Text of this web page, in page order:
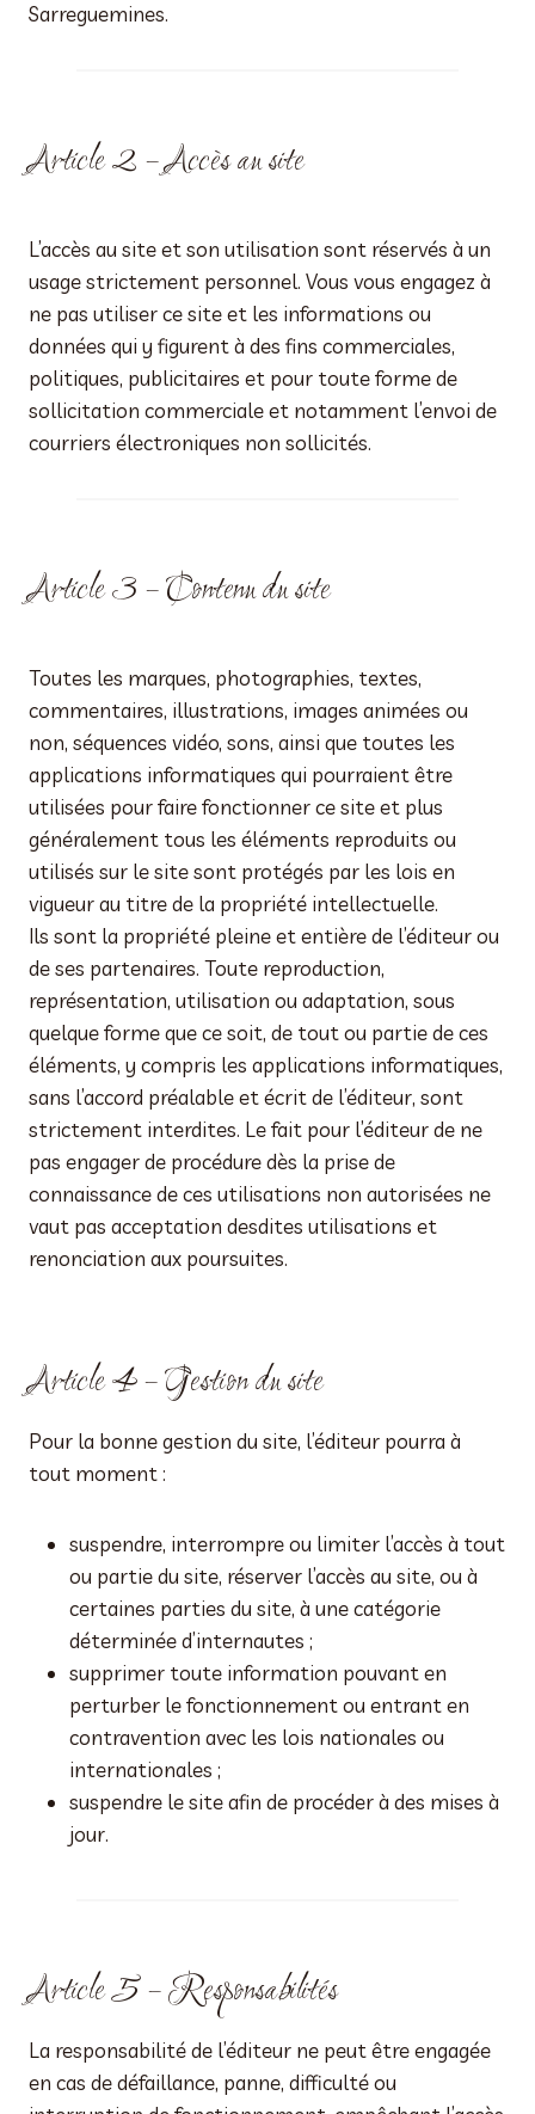
Sarreguemines.
Article 2 – Accès au site
L’accès au site et son utilisation sont réservés à un
usage strictement personnel. Vous vous engagez à
ne pas utiliser ce site et les informations ou
données qui y figurent à des fins commerciales,
politiques, publicitaires et pour toute forme de
sollicitation commerciale et notamment l’envoi de
courriers électroniques non sollicités.
Article 3 – Contenu du site
Toutes les marques, photographies, textes,
commentaires, illustrations, images animées ou
non, séquences vidéo, sons, ainsi que toutes les
applications informatiques qui pourraient être
utilisées pour faire fonctionner ce site et plus
généralement tous les éléments reproduits ou
utilisés sur le site sont protégés par les lois en
vigueur au titre de la propriété intellectuelle.
Ils sont la propriété pleine et entière de l’éditeur ou
de ses partenaires. Toute reproduction,
représentation, utilisation ou adaptation, sous
quelque forme que ce soit, de tout ou partie de ces
éléments, y compris les applications informatiques,
sans l’accord préalable et écrit de l’éditeur, sont
strictement interdites. Le fait pour l’éditeur de ne
pas engager de procédure dès la prise de
connaissance de ces utilisations non autorisées ne
vaut pas acceptation desdites utilisations et
renonciation aux poursuites.
Article 4 – Gestion du site
Pour la bonne gestion du site, l’éditeur pourra à
tout moment :
suspendre, interrompre ou limiter l’accès à tout
ou partie du site, réserver l’accès au site, ou à
certaines parties du site, à une catégorie
déterminée d’internautes ;
supprimer toute information pouvant en
perturber le fonctionnement ou entrant en
contravention avec les lois nationales ou
internationales ;
suspendre le site afin de procéder à des mises à
jour.
Article 5 – Responsabilités
La responsabilité de l’éditeur ne peut être engagée
en cas de défaillance, panne, difficulté ou